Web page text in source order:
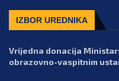
IZBOR UREDNIKA
Vrijedna donacija
obrazovno-vaspitnim